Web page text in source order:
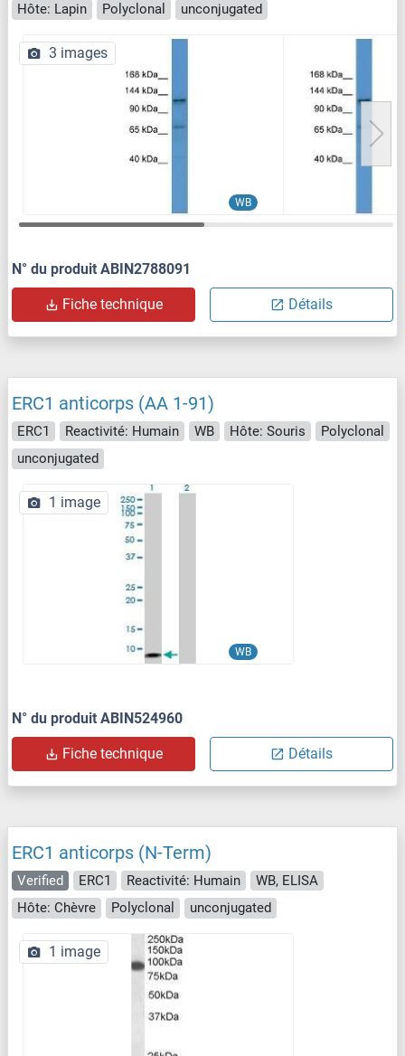
Hôte: Lapin
Polyclonal unconjugated
WB
3 images
N° du produit ABIN2788091
Fiche technique Détails
ERC1 anticorps (AA 1-91)
ERC1 Reactivité: Humain WB Hôte: Souris
Polyclonal
unconjugated
WB
1 image
N° du produit ABIN524960
Fiche technique Détails
ERC1 anticorps (N-Term)
Verified ERC1 Reactivité: Humain
WB, ELISA
Hôte: Chèvre
Polyclonal unconjugated
1 image